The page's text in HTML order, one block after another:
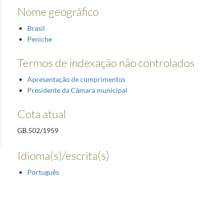
Nome geográfico
Brasil
Peniche
Termos de indexação não controlados
Apresentação de cumprimentos
Presidente da Câmara municipal
Cota atual
GB.502/1959
Idioma(s)/escrita(s)
Português